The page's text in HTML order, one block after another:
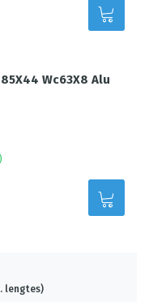
Wc63X8 Alu
)
lengtes)